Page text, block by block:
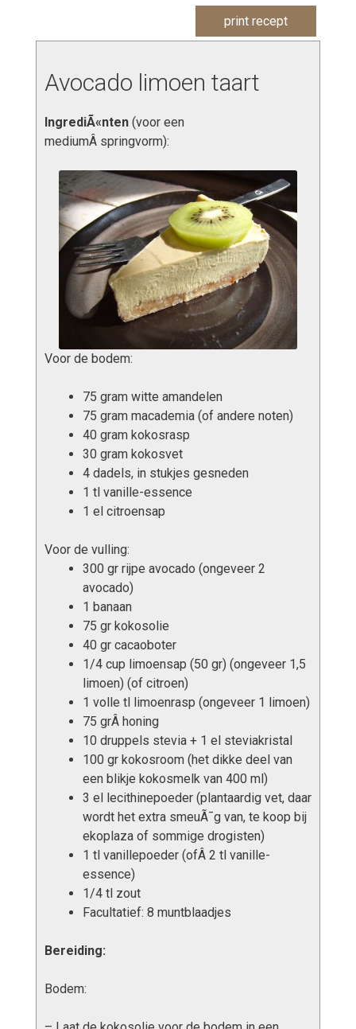
print recept
Avocado limoen taart
IngrediÃ«nten (voor een
mediumÂ springvorm):
Voor de bodem:
75 gram witte amandelen
75 gram macademia (of andere noten)
40 gram kokosrasp
30 gram kokosvet
4 dadels, in stukjes gesneden
1 tl vanille-essence
1 el citroensap
Voor de vulling:
300 gr rijpe avocado (ongeveer 2
avocado)
1 banaan
75 gr kokosolie
40 gr cacaoboter
1/4 cup limoensap (50 gr) (ongeveer 1,5
limoen) (of citroen)
1 volle tl limoenrasp (ongeveer 1 limoen)
75 grÂ honing
10 druppels stevia + 1 el steviakristal
100 gr kokosroom (het dikke deel van
een blikje kokosmelk van 400 ml)
3 el lecithinepoeder (plantaardig vet, daar
wordt het extra smeuÃ¯g van, te koop bij
ekoplaza of sommige drogisten)
1 tl vanillepoeder (ofÂ 2 tl vanille-
essence)
1/4 tl zout
Facultatief: 8 muntblaadjes
Bereiding:
Bodem: